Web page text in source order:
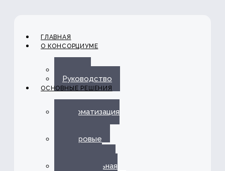
ГЛАВНАЯ
О КОНСОРЦИУМЕ
Руководство
ОСНОВНЫЕ РЕШЕНИЯ
Автоматизация
Цифровые
Омниканальная